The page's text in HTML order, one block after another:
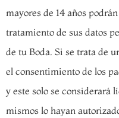
mayores de 14 años
tratamiento de sus datos
de tu Boda. Si se trata de
el consentimiento de los
y este solo se considerará
mismos lo hayan